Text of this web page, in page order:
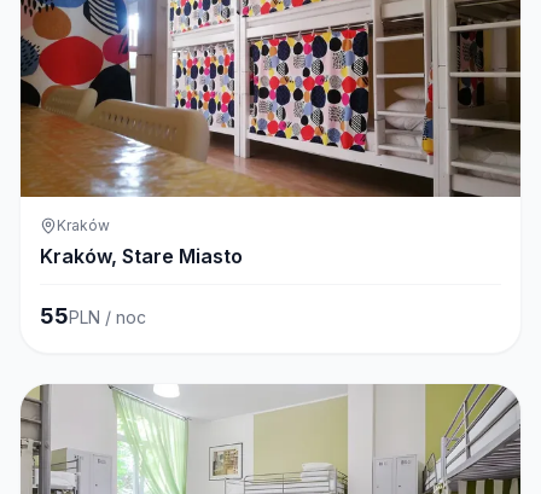
Kraków
Kraków, Stare Miasto
55PLN / noc